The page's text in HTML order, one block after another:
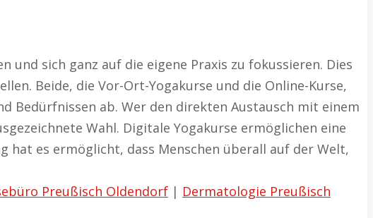
sich ganz auf die eigene Praxis zu fokussieren. Dies
Beide, die Vor-Ort-Yogakurse und die Online-Kurse,
Bedürfnissen ab. Wer den direkten Austausch mit einem
Wahl. Digitale Yogakurse ermöglichen eine
es ermöglicht, dass Menschen überall auf der Welt,
Preußisch Oldendorf | Dermatologie Preußisch